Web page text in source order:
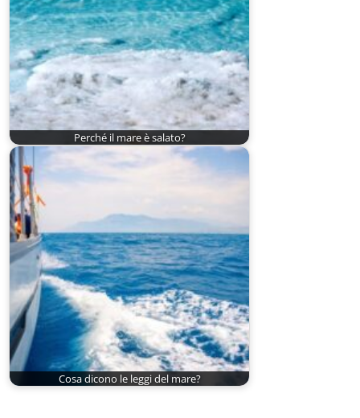
Perché il mare è salato?
Cosa dicono le leggi del mare?